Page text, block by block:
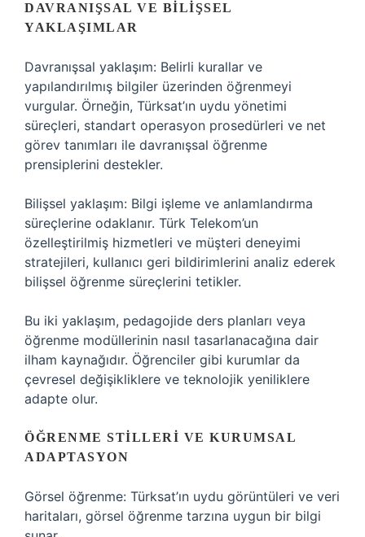
DAVRANIŞSAL VE BILIŞSEL
YAKLAŞIMLAR
Davranışsal yaklaşım: Belirli kurallar ve
yapılandırılmış bilgiler üzerinden öğrenmeyi
vurgular. Örneğin, Türksat’ın uydu yönetimi
süreçleri, standart operasyon prosedürleri ve net
görev tanımları ile davranışsal öğrenme
prensiplerini destekler.
Bilişsel yaklaşım: Bilgi işleme ve anlamlandırma
süreçlerine odaklanır. Türk Telekom’un
özelleştirilmiş hizmetleri ve müşteri deneyimi
stratejileri, kullanıcı geri bildirimlerini analiz ederek
bilişsel öğrenme süreçlerini tetikler.
Bu iki yaklaşım, pedagojide ders planları veya
öğrenme modüllerinin nasıl tasarlanacağına dair
ilham kaynağıdır. Öğrenciler gibi kurumlar da
çevresel değişikliklere ve teknolojik yeniliklere
adapte olur.
ÖĞRENME STILLERI VE KURUMSAL
ADAPTASYON
Görsel öğrenme: Türksat’ın uydu görüntüleri ve veri
haritaları, görsel öğrenme tarzına uygun bir bilgi